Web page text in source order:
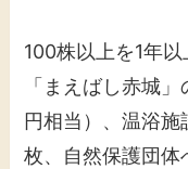
100株以上を1年
「まえばし赤城
円相当）、温浴
枚、自然保護団体